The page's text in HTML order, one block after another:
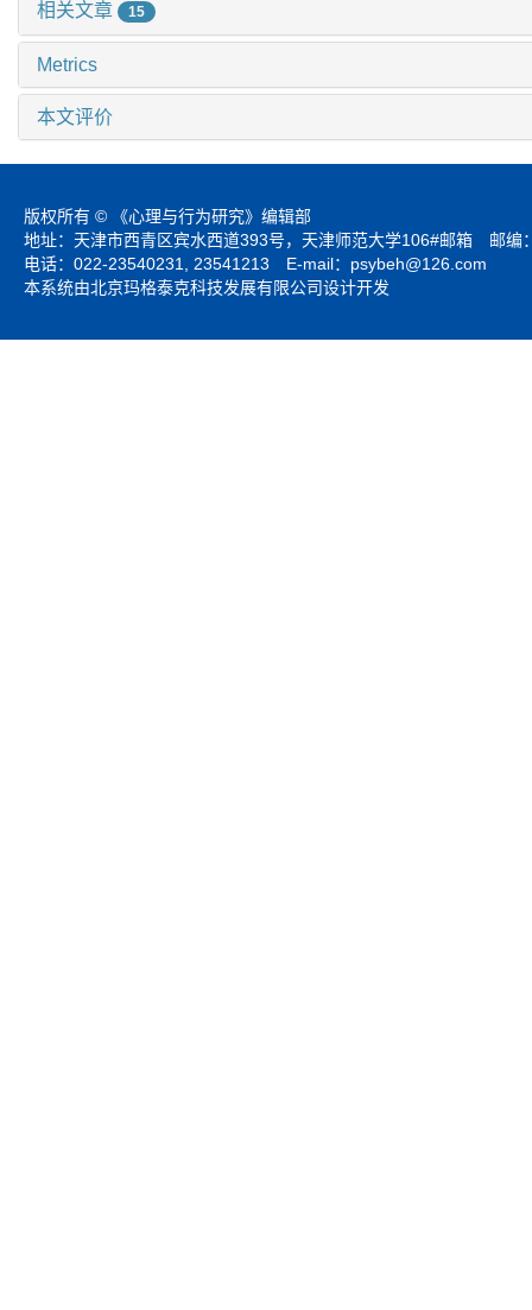
相关文章 15
Metrics
本文评价
版权所有 © 《心理与行为研究》编辑部
地址：天津市西青区宾水西道393号，天津师范大学106#邮箱 邮编
电话：022-23540231, 23541213 E-mail： psybeh@126.com
本系统由北京玛格泰克科技发展有限公司设计开发